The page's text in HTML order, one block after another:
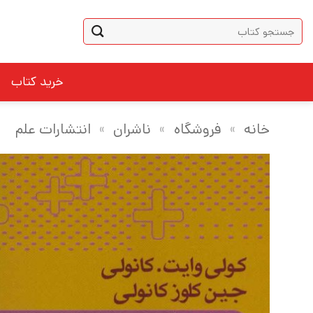
content
جستجو
برای:
خرید کتاب
خانه » فروشگاه » ناشران » انتشارات علم